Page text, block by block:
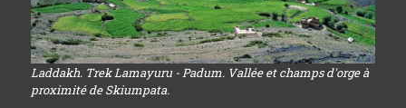
Laddakh. Trek Lamayuru - Padum. Vallée et champs d'orge à
proximité de Skiumpata.